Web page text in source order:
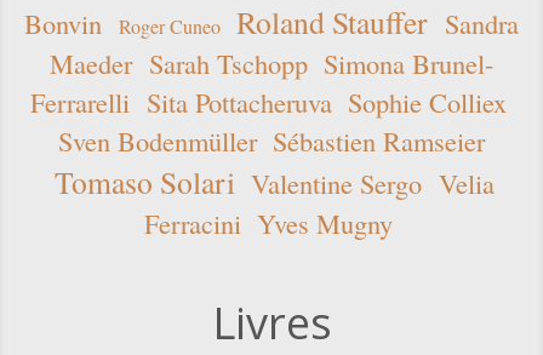
Bonvin
Roger Cuneo Roland Stauffer Sandra
Maeder Sarah Tschopp Simona Brunel-
Ferrarelli Sita Pottacheruva Sophie Colliex
Sven Bodenmüller Sébastien Ramseier
Tomaso Solari Valentine Sergo Velia
Ferracini Yves Mugny
Livres